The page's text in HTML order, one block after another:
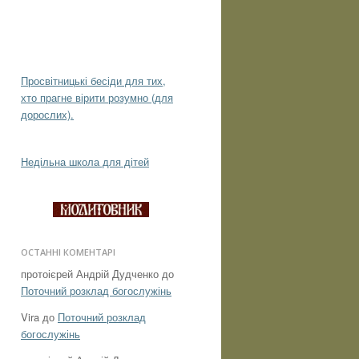
Просвітницькі бесіди для тих,
хто прагне вірити розумно (для
дорослих).
Недільна школа для дітей
ОСТАННІ КОМЕНТАРІ
протоієрей Андрій Дудченко до
Поточний розклад богослужінь
Vira до Поточний розклад
богослужінь